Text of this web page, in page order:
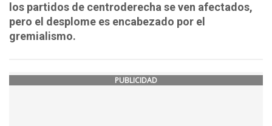
los partidos de centroderecha se ven afectados,
pero el desplome es encabezado por el
gremialismo.
PUBLICIDAD